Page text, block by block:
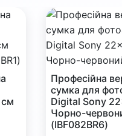
Професійна
сумка для
Digital Sony
Чорно-
(IBF082BR6)